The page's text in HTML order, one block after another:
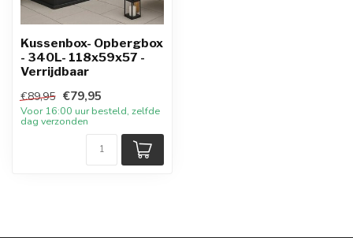
Kussenbox- Opbergbox
- 340L- 118x59x57 -
Verrijdbaar
€89,95 €79,95
Voor 16:00 uur besteld, zelfde
dag verzonden